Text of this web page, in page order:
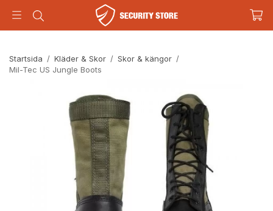
Startsida / Kläder & Skor / Skor & kängor /
Mil-Tec US Jungle Boots